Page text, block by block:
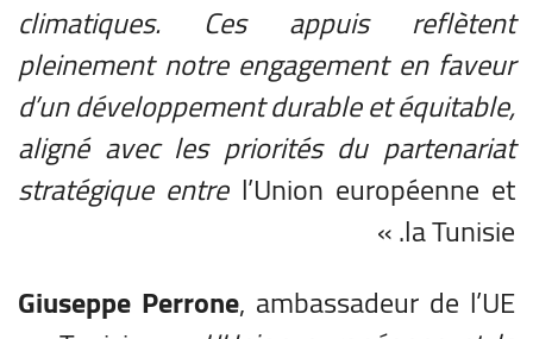
climatiques. Ces appuis reflètent
pleinement notre engagement en faveur
d’un développement durable et équitable,
aligné avec les priorités du partenariat
stratégique entre l’Union européenne et
la Tunisie. »
Giuseppe Perrone, ambassadeur de l’UE